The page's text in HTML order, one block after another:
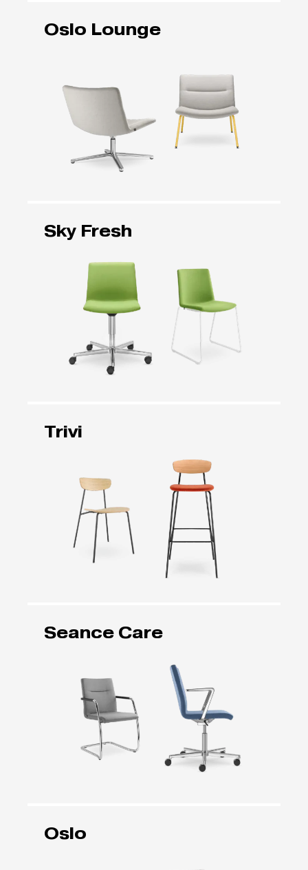
Oslo Lounge
Sky Fresh
Trivi
Seance Care
Oslo